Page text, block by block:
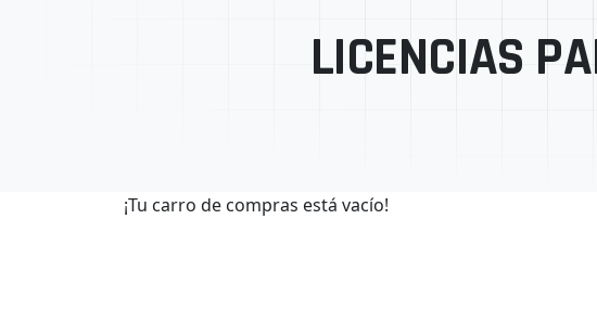
LICENCIAS
¡Tu carro de compras está vacío!